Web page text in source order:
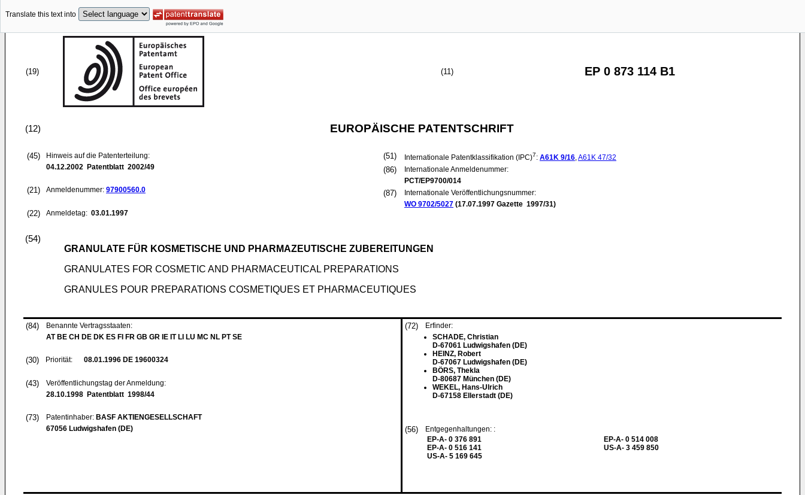
Translate this text into
(19) (11) EP 0 873 114 B1
(12) EUROPÄISCHE PATENTSCHRIFT
(45)
Hinweis auf die Patenterteilung:
04.12.2002 Patentblatt 2002/49
(21) Anmeldenummer: 97900560.0
(22) Anmeldetag: 03.01.1997
(51) Internationale Patentklassifikation (IPC)7: A61K 9/16,A61K 47/32
(86)
Internationale Anmeldenummer:
PCT/EP9700/014
(87)
Internationale Veröffentlichungsnummer:
WO 9702/5027 (17.07.1997 Gazette 1997/31)
(54)
GRANULATE FÜR KOSMETISCHE UND PHARMAZEUTISCHE ZUBEREITUNGEN
GRANULATES FOR COSMETIC AND PHARMACEUTICAL PREPARATIONS
GRANULES POUR PREPARATIONS COSMETIQUES ET PHARMACEUTIQUES
(84)
Benannte Vertragsstaaten:
AT BE CH DE DK ES FI FR GB GR IE IT LI LU MC NL PT SE
(30) Priorität: 08.01.1996 DE 19600324
(43)
Veröffentlichungstag der Anmeldung:
28.10.1998 Patentblatt 1998/44
(73) Patentinhaber: BASF AKTIENGESELLSCHAFT
67056 Ludwigshafen (DE)
(72)
Erfinder:
SCHADE, Christian
D-67061 Ludwigshafen (DE)
HEINZ, Robert
D-67067 Ludwigshafen (DE)
BÖRS, Thekla
D-80687 München (DE)
WEKEL, Hans-Ulrich
D-67158 Ellerstadt (DE)
(56)
Entgegenhaltungen: :
EP-A- 0 376 891
EP-A- 0 516 141
US-A- 5 169 645
EP-A- 0 514 008
US-A- 3 459 850